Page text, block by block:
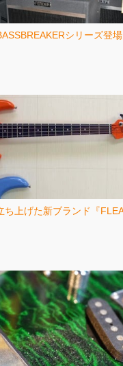
シリーズ登
ち上げた新ブランド『